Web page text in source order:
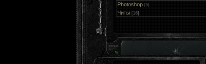
Photoshop [5]
Читы [16]